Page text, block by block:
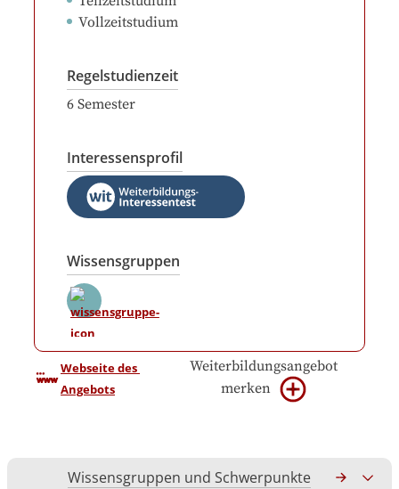
Vollzeitstudium
Regelstudienzeit
6 Semester
Interessensprofil
Wissensgruppen
Webseite des
Angebots
Weiterbildungsangebot
merken
Wissensgruppen und Schwerpunkte